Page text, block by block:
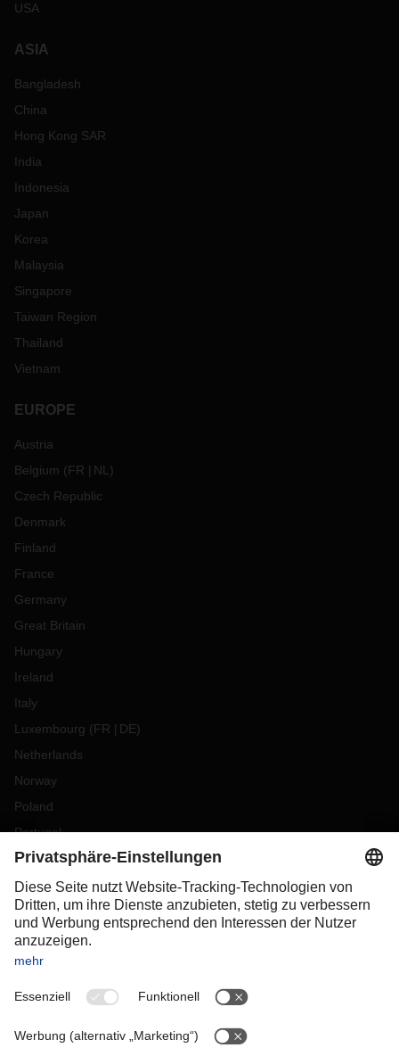
USA
ASIA
Bangladesh
China
Hong Kong SAR
India
Indonesia
Japan
Korea
Malaysia
Singapore
Taiwan Region
Thailand
Vietnam
EUROPE
Austria
Belgium (FR NL )
Czech Republic
Denmark
Finland
France
Germany
Great Britain
Hungary
Ireland
Italy
Luxembourg (FR DE)
Netherlands
Norway
Poland
Portugal
Romania
Slovakia
Spain
Sweden
Switzerland
OCEANIA